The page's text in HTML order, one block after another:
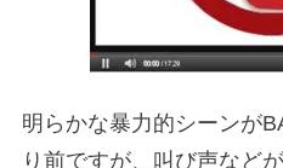
明らかな暴力的シーンが
り前ですが、叫び声など